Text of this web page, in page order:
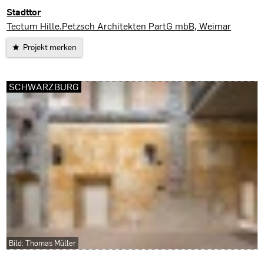
Stadttor
Saalfeld/Saale
Tectum Hille.Petzsch Architekten PartG mbB, Weimar
Projekt merken
SCHWARZBURG
Bild: Thomas Müller